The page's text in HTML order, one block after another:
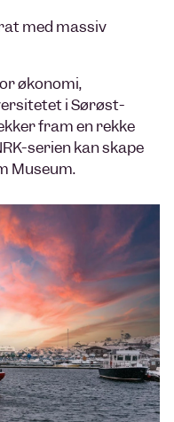
med massiv
økonomi,
i Sørøst-
fram en rekke
serien kan skape
Museum.